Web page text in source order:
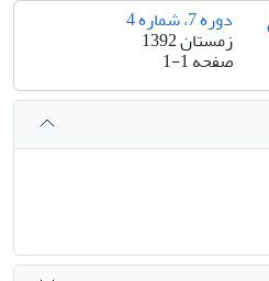
دوره 7، شماره 4
زمستان 1392
صفحه1-1